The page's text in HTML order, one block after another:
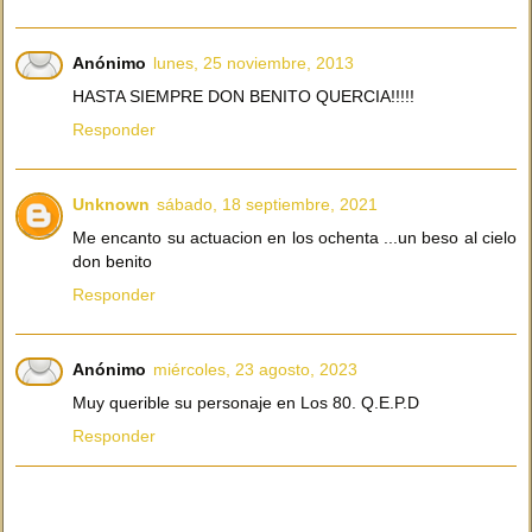
Anónimo lunes, 25 noviembre, 2013
HASTA SIEMPRE DON BENITO QUERCIA!!!!!
Responder
Unknown sábado, 18 septiembre, 2021
Me encanto su actuacion en los ochenta ...un beso al cielo
don benito
Responder
Anónimo miércoles, 23 agosto, 2023
Muy querible su personaje en Los 80. Q.E.P.D
Responder